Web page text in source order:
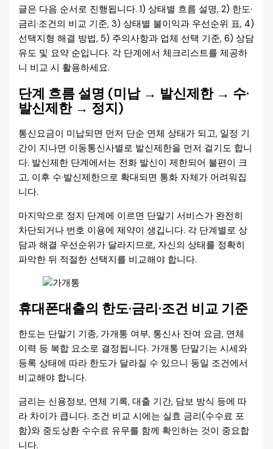
글은 다음 순서로 진행됩니다. 1) 상태별 흐름 설명, 2) 한도·
금리·조건의 비교 기준, 3) 상태별 불이익과 우선순위 표, 4)
선택지형 해결 방법, 5) 주의사항과 업체 선택 기준, 6) 상담
유도 및 요약 순입니다. 각 단계에서 체크리스트를 제공하
니 비교 시 활용하세요.
단계 흐름 설명 (미납 → 발신제한 → 수·
발신제한 → 정지)
통신요금이 미납되면 먼저 단순 연체 상태가 되고, 일정 기
간이 지나면 이동통신사별로 발신제한을 먼저 걸기도 합니
다. 발신제한 단계에서는 전화 발신이 제한되어 불편이 크
고, 이후 수·발신제한으로 확대되면 통화 자체가 어려워집
니다.
마지막으로 정지 단계에 이르면 단말기 서비스가 완전히
차단되거나 번호 이용에 제약이 생깁니다. 각 단계별로 상
담과 해결 우선순위가 달라지므로, 자신의 상태를 정확히
파악한 뒤 적절한 선택지를 비교해야 합니다.
휴대폰대출의 한도·금리·조건 비교 기준
한도는 단말기 기종, 가개통 여부, 통신사 잔여 요금, 연체
이력 등 복합 요소로 결정됩니다. 가개통 단말기는 시세와
등록 상태에 따라 한도가 달라질 수 있으니 동일 조건에서
비교해야 합니다.
금리는 신용정보, 연체 기록, 대출 기간, 담보 방식 등에 따
라 차이가 큽니다. 조건 비교 시에는 실효 금리(수수료 포
함)와 중도상환 수수료 유무를 함께 확인하는 것이 중요합
니다.